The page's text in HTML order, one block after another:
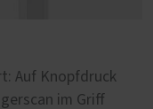
Auf Knopfdruck
im Griff